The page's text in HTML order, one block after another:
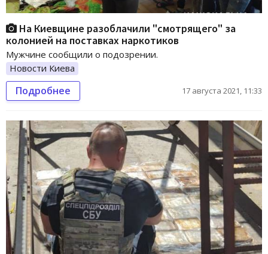
На Киевщине разоблачили "смотрящего" за
колонией на поставках наркотиков
Мужчине сообщили о подозрении.
Новости Киева
Подробнее 17 августа 2021, 11:33